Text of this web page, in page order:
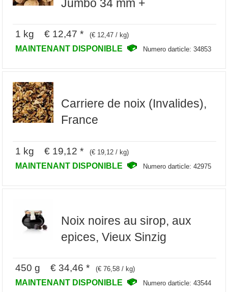
Jumbo 34 mm +
1 kg € 12,47 * (€ 12,47 / kg)
MAINTENANT DISPONIBLE Numero darticle: 34853
Carriere de noix (Invalides),
France
1 kg € 19,12 * (€ 19,12 / kg)
MAINTENANT DISPONIBLE Numero darticle: 42975
Noix noires au sirop, aux
epices, Vieux Sinzig
450 g € 34,46 * (€ 76,58 / kg)
MAINTENANT DISPONIBLE Numero darticle: 43544